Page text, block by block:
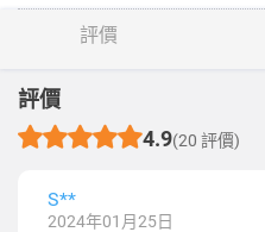
評價
評價
4.9(20 評價)
S**
2024年01月25日